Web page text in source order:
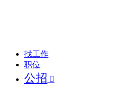
找工作
职位
公招 